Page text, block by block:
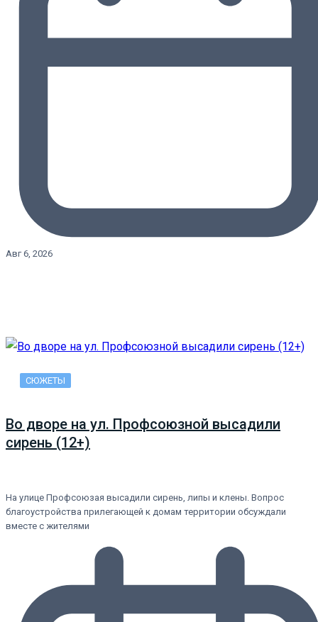
Авг 6, 2026
СЮЖЕТЫ
Во дворе на ул. Профсоюзной высадили
сирень (12+)
На улице Профсоюзая высадили сирень, липы и клены. Вопрос
благоустройства прилегающей к домам территории обсуждали
вместе с жителями